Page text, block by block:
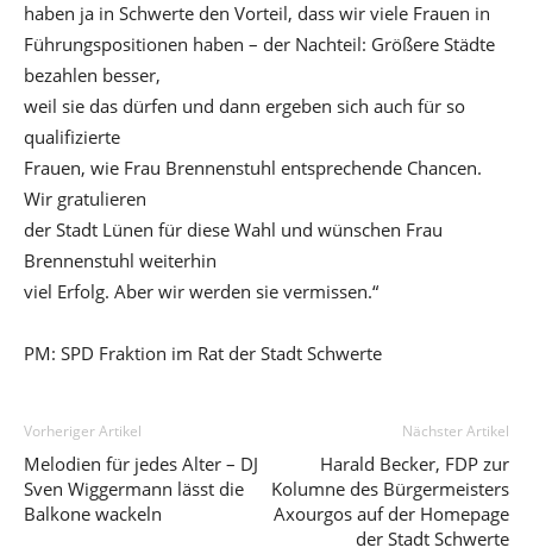
haben ja in Schwerte den Vorteil, dass wir viele Frauen in
Führungspositionen haben – der Nachteil: Größere Städte
bezahlen besser,
weil sie das dürfen und dann ergeben sich auch für so
qualifizierte
Frauen, wie Frau Brennenstuhl entsprechende Chancen.
Wir gratulieren
der Stadt Lünen für diese Wahl und wünschen Frau
Brennenstuhl weiterhin
viel Erfolg. Aber wir werden sie vermissen.“
PM: SPD Fraktion im Rat der Stadt Schwerte
Vorheriger Artikel
Melodien für jedes Alter – DJ
Sven Wiggermann lässt die
Balkone wackeln
Nächster Artikel
Harald Becker, FDP zur
Kolumne des Bürgermeisters
Axourgos auf der Homepage
der Stadt Schwerte